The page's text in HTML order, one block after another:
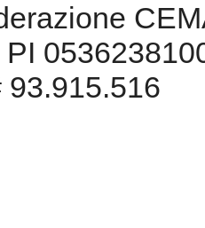
93.915.516